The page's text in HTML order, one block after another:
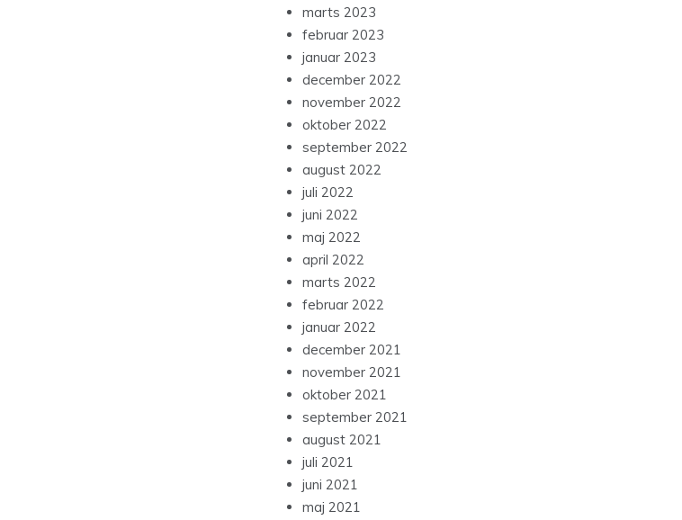
marts 2023
februar 2023
januar 2023
december 2022
november 2022
oktober 2022
september 2022
august 2022
juli 2022
juni 2022
maj 2022
april 2022
marts 2022
februar 2022
januar 2022
december 2021
november 2021
oktober 2021
september 2021
august 2021
juli 2021
juni 2021
maj 2021